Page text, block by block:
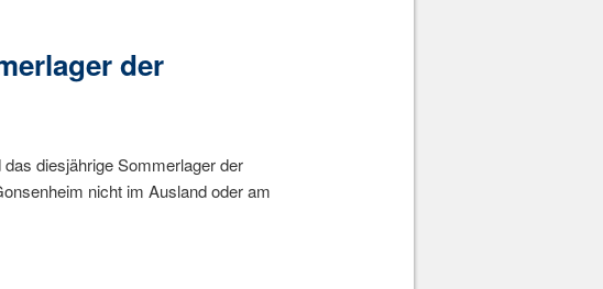
der
diesjährige Sommerlager der
nicht im Ausland oder am